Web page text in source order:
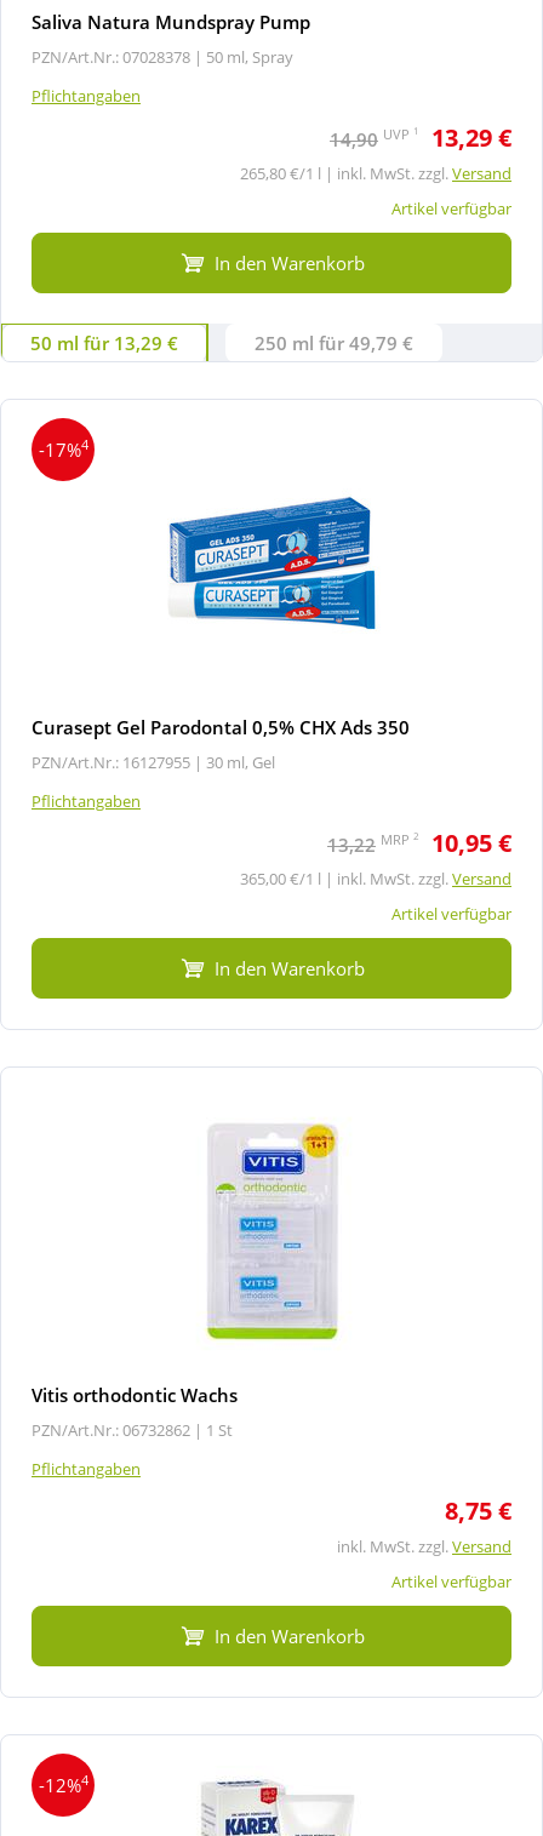
Saliva Natura Mundspray Pump
PZN/Art.Nr.: 07028378 | 50 ml, Spray
Pflichtangaben
14,90 UVP 1 13,29 €
265,80 €/1 l | inkl. MwSt. zzgl.Versand
Artikel verfügbar
In den Warenkorb
50 ml für 13,29 € 250 ml für 49,79 €
-17%4
Curasept Gel Parodontal 0,5% CHX Ads 350
PZN/Art.Nr.: 16127955 | 30 ml, Gel
Pflichtangaben
13,22 MRP 2 10,95 €
365,00 €/1 l | inkl. MwSt. zzgl.Versand
Artikel verfügbar
In den Warenkorb
Vitis orthodontic Wachs
PZN/Art.Nr.: 06732862 | 1 St
Pflichtangaben
8,75 €
inkl. MwSt. zzgl.Versand
Artikel verfügbar
In den Warenkorb
-12%4